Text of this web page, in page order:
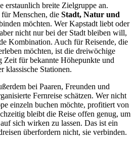
erstaunlich breite Zielgruppe an.
Menschen, die Stadt, Natur und
möchten. Wer Kapstadt liebt oder
nicht nur bei der Stadt bleiben will,
Kombination. Auch für Reisende, die
möchten, ist die dreiwöchige
Zeit für bekannte Höhepunkte und
klassische Stationen.
bei Paaren, Freunden und
Fernreise schätzen. Wer nicht
einzeln buchen möchte, profitiert von
bleibt die Reise offen genug, um
sich wirken zu lassen. Das ist ein
überfordern nicht, sie verbinden.